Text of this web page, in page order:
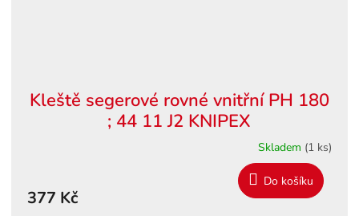
Kleště segerové rovné vnitřní PH 180
; 44 11 J2 KNIPEX
Skladem (1 ks)
377 Kč
Do košíku